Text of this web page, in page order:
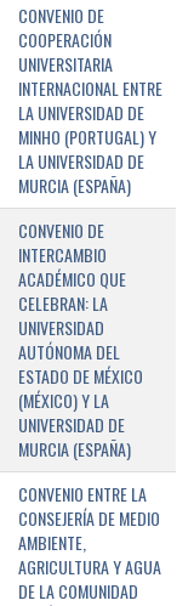
CONVENIO DE
COOPERACIÓN
UNIVERSITARIA
INTERNACIONAL ENTRE
LA UNIVERSIDAD DE
MINHO (PORTUGAL) Y
LA UNIVERSIDAD DE
MURCIA (ESPAÑA)
CONVENIO DE
INTERCAMBIO
ACADÉMICO QUE
CELEBRAN: LA
UNIVERSIDAD
AUTÓNOMA DEL
ESTADO DE MÉXICO
(MÉXICO) Y LA
UNIVERSIDAD DE
MURCIA (ESPAÑA)
CONVENIO ENTRE LA
CONSEJERÍA DE MEDIO
AMBIENTE,
AGRICULTURA Y AGUA
DE LA COMUNIDAD